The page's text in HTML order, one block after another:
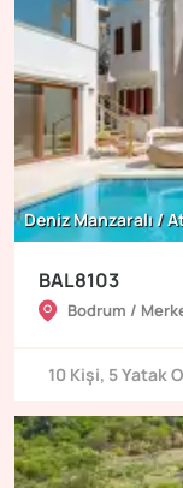
Deniz Manzaralı /
BAL8103
Bodrum /
10 Kişi, 5Yatak